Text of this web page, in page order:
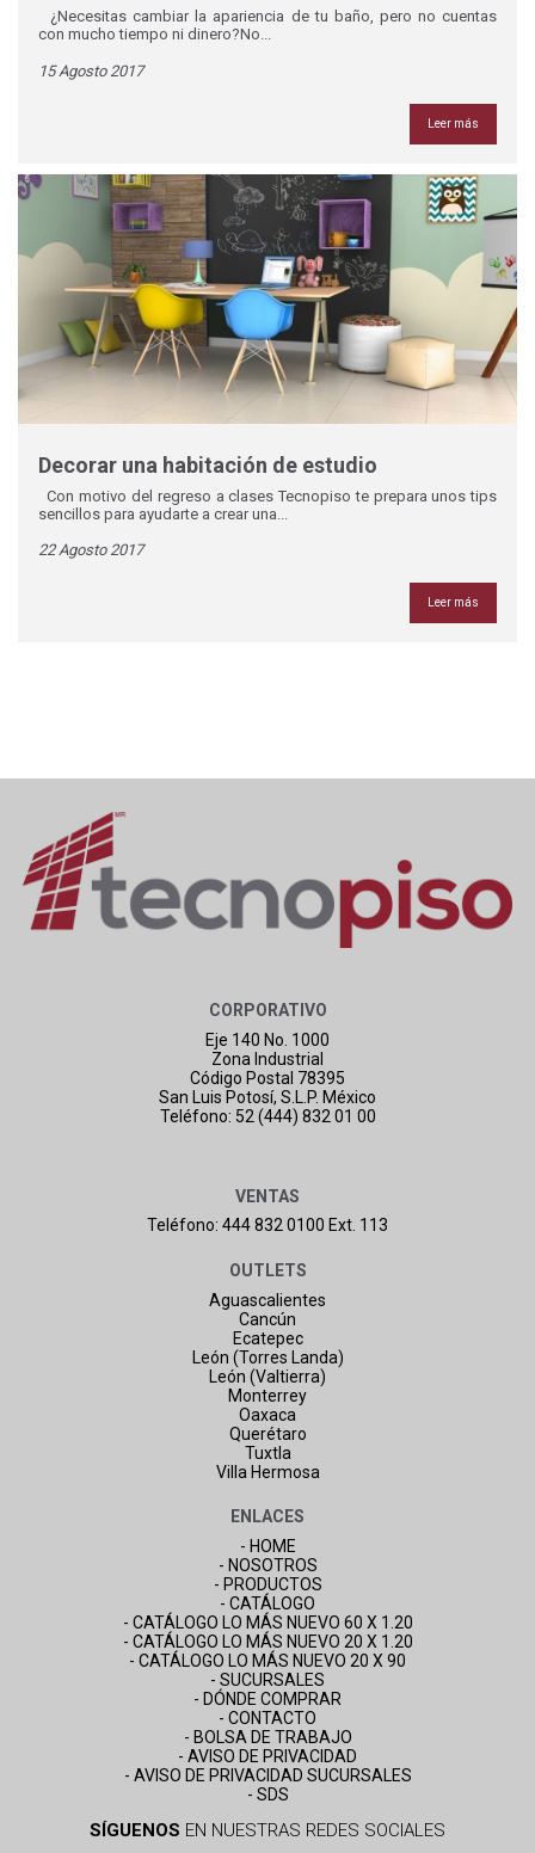
¿Necesitas cambiar la apariencia de tu baño, pero no cuentas
con mucho tiempo ni dinero?No...
15 Agosto 2017
Leer más
Decorar una habitación de estudio
Con motivo del regreso a clases Tecnopiso te prepara unos tips
sencillos para ayudarte a crear una...
22 Agosto 2017
Leer más
CORPORATIVO
Eje 140 No. 1000
Zona Industrial
Código Postal 78395
San Luis Potosí, S.L.P. México
Teléfono: 52 (444) 832 01 00
VENTAS
Teléfono: 444 832 0100 Ext. 113
OUTLETS
Aguascalientes
Cancún
Ecatepec
León (Torres Landa)
León (Valtierra)
Monterrey
Oaxaca
Querétaro
Tuxtla
Villa Hermosa
ENLACES
- HOME
- NOSOTROS
- PRODUCTOS
- CATÁLOGO
- CATÁLOGO LO MÁS NUEVO 60 X 1.20
- CATÁLOGO LO MÁS NUEVO 20 X 1.20
- CATÁLOGO LO MÁS NUEVO 20 X 90
- SUCURSALES
- DÓNDE COMPRAR
- CONTACTO
- BOLSA DE TRABAJO
- AVISO DE PRIVACIDAD
- AVISO DE PRIVACIDAD SUCURSALES
- SDS
SÍGUENOS EN NUESTRAS REDES SOCIALES